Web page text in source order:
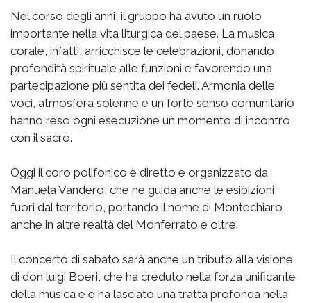
Nel corso degli anni, il gruppo ha avuto un ruolo
importante nella vita liturgica del paese. La musica
corale, infatti, arricchisce le celebrazioni, donando
profondità spirituale alle funzioni e favorendo una
partecipazione più sentita dei fedeli. Armonia delle
voci, atmosfera solenne e un forte senso comunitario
hanno reso ogni esecuzione un momento di incontro
con il sacro.
Oggi il coro polifonico è diretto e organizzato da
Manuela Vandero, che ne guida anche le esibizioni
fuori dal territorio, portando il nome di Montechiaro
anche in altre realtà del Monferrato e oltre.
Il concerto di sabato sarà anche un tributo alla visione
di don luigi Boeri, che ha creduto nella forza unificante
della musica e e ha lasciato una tratta profonda nella